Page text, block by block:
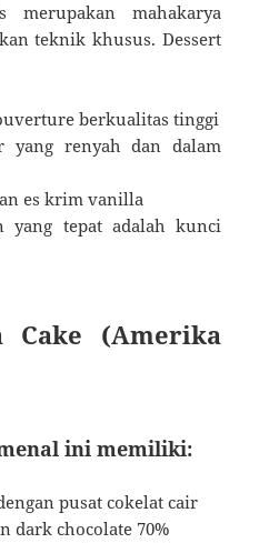
merupakan mahakarya
teknik khusus. Dessert
berkualitas tinggi
renyah dan dalam
es krim vanilla
yang tepat adalah kunci
Cake (Amerika
ini memiliki:
pusat cokelat cair
dark chocolate 70%